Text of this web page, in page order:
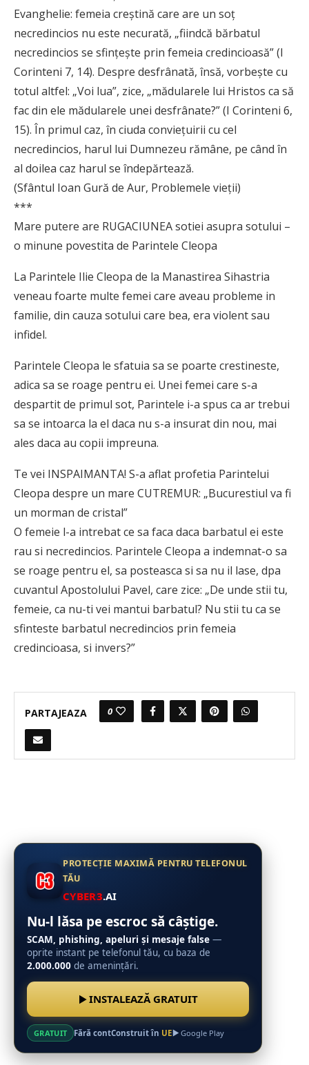
Evanghelie: femeia creştină care are un soţ
necredincios nu este necurată, „fiindcă bărbatul
necredincios se sfinţeşte prin femeia credincioasă” (I
Corinteni 7, 14). Despre desfrânată, însă, vorbeşte cu
totul altfel: „Voi lua”, zice, „mădularele lui Hristos ca să
fac din ele mădularele unei desfrânate?” (I Corinteni 6,
15). În primul caz, în ciuda convieţuirii cu cel
necredincios, harul lui Dumnezeu rămâne, pe când în
al doilea caz harul se îndepărtează.
(Sfântul Ioan Gură de Aur, Problemele vieții)
***
Mare putere are RUGACIUNEA sotiei asupra sotului –
o minune povestita de Parintele Cleopa
La Parintele Ilie Cleopa de la Manastirea Sihastria
veneau foarte multe femei care aveau probleme in
familie, din cauza sotului care bea, era violent sau
infidel.
Parintele Cleopa le sfatuia sa se poarte crestineste,
adica sa se roage pentru ei. Unei femei care s-a
despartit de primul sot, Parintele i-a spus ca ar trebui
sa se intoarca la el daca nu s-a insurat din nou, mai
ales daca au copii impreuna.
Te vei INSPAIMANTA! S-a aflat profetia Parintelui
Cleopa despre un mare CUTREMUR: „Bucurestiul va fi
un morman de cristal”
O femeie l-a intrebat ce sa faca daca barbatul ei este
rau si necredincios. Parintele Cleopa a indemnat-o sa
se roage pentru el, sa posteasca si sa nu il lase, dpa
cuvantul Apostolului Pavel, care zice: „De unde stii tu,
femeie, ca nu-ti vei mantui barbatul? Nu stii tu ca se
sfinteste barbatul necredincios prin femeia
credincioasa, si invers?”
PARTAJEAZA 0
PROTECȚIE MAXIMĂ PENTRU TELEFONUL
TĂU
CYBER3.AI
Nu-l lăsa pe escroc să câștige.
SCAM, phishing, apeluri și mesaje false —
oprite instant pe telefonul tău, cu baza de
2.000.000 de amenințări.
INSTALEAZĂ GRATUIT
GRATUIT Fără contConstruit în UE Google Play